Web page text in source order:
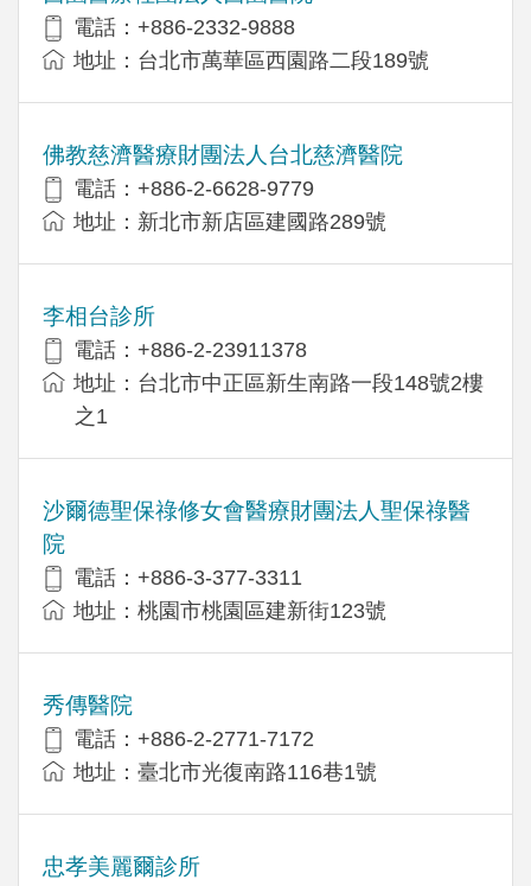
電話：+886-2332-9888
地址：台北市萬華區西園路二段189號
佛教慈濟醫療財團法人台北慈濟醫院
電話：+886-2-6628-9779
地址：新北市新店區建國路289號
李相台診所
電話：+886-2-23911378
地址：台北市中正區新生南路一段148號2樓
之1
沙爾德聖保祿修女會醫療財團法人聖保祿醫
院
電話：+886-3-377-3311
地址：桃園市桃園區建新街123號
秀傳醫院
電話：+886-2-2771-7172
地址：臺北市光復南路116巷1號
忠孝美麗爾診所